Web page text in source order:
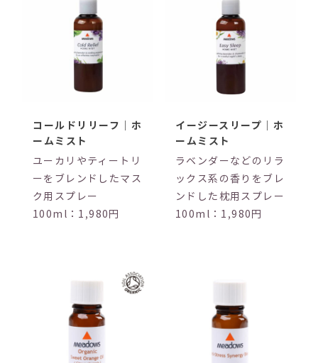
コールドリリーフ｜ホ
ームミスト
ユーカリやティートリ
ーをブレンドしたマス
ク用スプレー
100ml：1,980円
イージースリープ｜ホ
ームミスト
ラベンダーなどのリラ
ックス系の香りをブレ
ンドした枕用スプレー
100ml：1,980円